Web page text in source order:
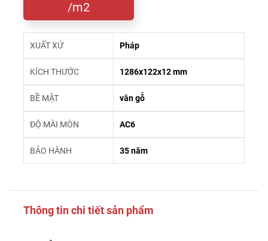
/m2
XUẤT XỨ Pháp
KÍCH THƯỚC 1286x122x12 mm
BỀ MẶT vân gỗ
ĐỘ MÀI MÒN AC6
BẢO HÀNH 35 năm
Thông tin chi tiết sản phẩm